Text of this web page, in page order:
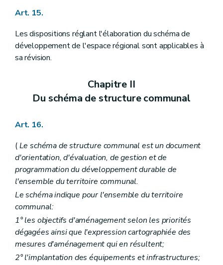
Art. 415/2
Art. 415/3
Art. 415/4
Art. 415/5
Art. 415/8
Art. 415/9
Art. 415/10
Art. 415/14
Art. 415/15
Art. 415/16
Art. 416
Chapitre XVIIquater
Règlement général sur les bâtisses en site rural
Art. 417
Art. 418
Art. 419
Art. 420
Art. 421
Art. 422
Art. 423
Art. 424
Art. 15.
Les dispositions réglant l'élaboration du schéma de
développement de l'espace régional sont applicables à
sa révision.
Chapitre II
Du schéma de structure communal
Art. 16.
(Le schéma de structure communal est un document
d'orientation, d'évaluation, de gestion et de
programmation du développement durable de
l'ensemble du territoire communal.
Le schéma indique pour l'ensemble du territoire
communal:
1° les objectifs d'aménagement selon les priorités
dégagées ainsi que l'expression cartographiée des
mesures d'aménagement qui en résultent;
2° l'implantation des équipements et infrastructures;